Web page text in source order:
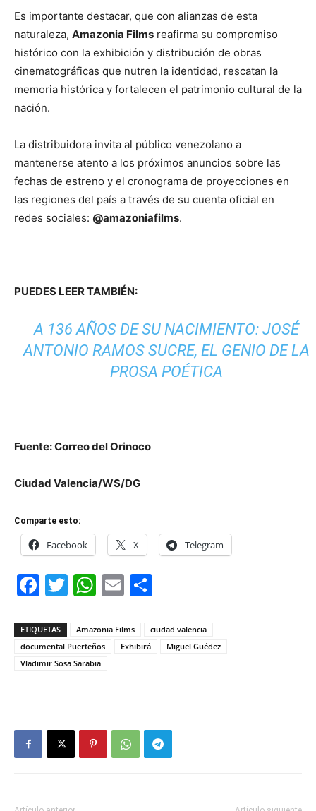
Es importante destacar, que con alianzas de esta
naturaleza, Amazonia Films reafirma su compromiso
histórico con la exhibición y distribución de obras
cinematográficas que nutren la identidad, rescatan la
memoria histórica y fortalecen el patrimonio cultural de la
nación.
La distribuidora invita al público venezolano a
mantenerse atento a los próximos anuncios sobre las
fechas de estreno y el cronograma de proyecciones en
las regiones del país a través de su cuenta oficial en
redes sociales: @amazoniafilms.
PUEDES LEER TAMBIÉN:
A 136 AÑOS DE SU NACIMIENTO: JOSÉ
ANTONIO RAMOS SUCRE, EL GENIO DE LA
PROSA POÉTICA
Fuente: Correo del Orinoco
Ciudad Valencia/WS/DG
Comparte esto:
Facebook X Telegram
Facebook
Twitter
WhatsApp
Email
ETIQUETAS Amazonia Films
ciudad valencia
documental Puerteños
Exhibirá
Miguel Guédez
Vladimir Sosa Sarabia